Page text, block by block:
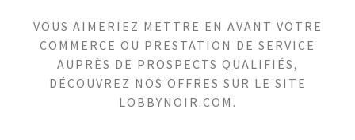
VOUS AIMERIEZ METTRE EN AVANT VOTRE
COMMERCE OU PRESTATION DE SERVICE
AUPRÈS DE PROSPECTS QUALIFIÉS,
DÉCOUVREZ NOS OFFRES SUR LE SITE
LOBBYNOIR.COM.